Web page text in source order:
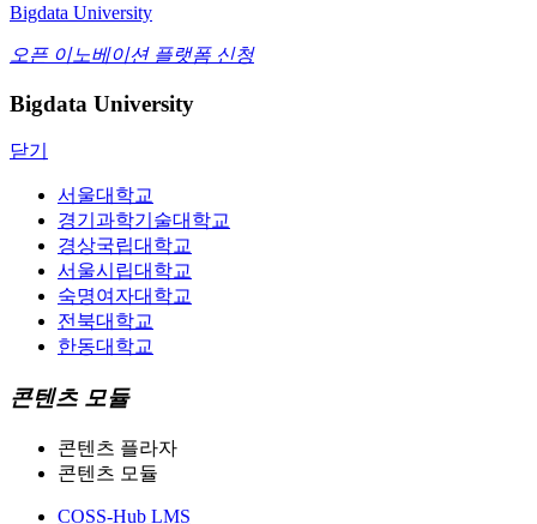
Bigdata University
오픈 이노베이션 플랫폼 신청
Bigdata University
닫기
서울대학교
경기과학기술대학교
경상국립대학교
서울시립대학교
숙명여자대학교
전북대학교
한동대학교
콘텐츠 모듈
콘텐츠 플라자
콘텐츠 모듈
COSS-Hub LMS